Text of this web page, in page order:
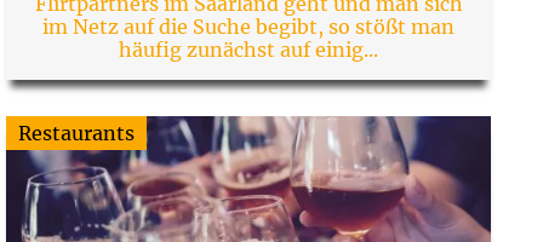
im Netz auf die Suche begibt, so stößt man
häufig zunächst auf einig...
Restaurants